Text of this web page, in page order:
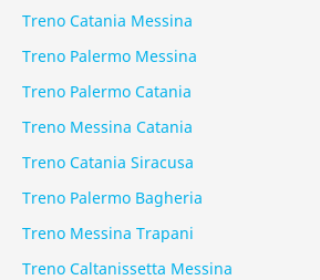
Treno Catania Messina
Treno Palermo Messina
Treno Palermo Catania
Treno Messina Catania
Treno Catania Siracusa
Treno Palermo Bagheria
Treno Messina Trapani
Treno Caltanissetta Messina